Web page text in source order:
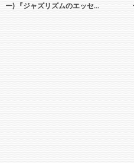
ー) 『ジャズリズムのエッセ…